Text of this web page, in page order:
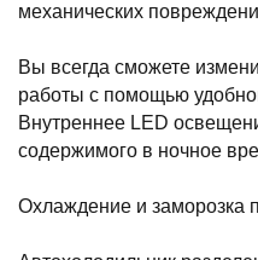
механических
Вы всегда сможете
работы с помощью
Внутреннее LED
содержимого в ночное
Охлаждение и заморозка